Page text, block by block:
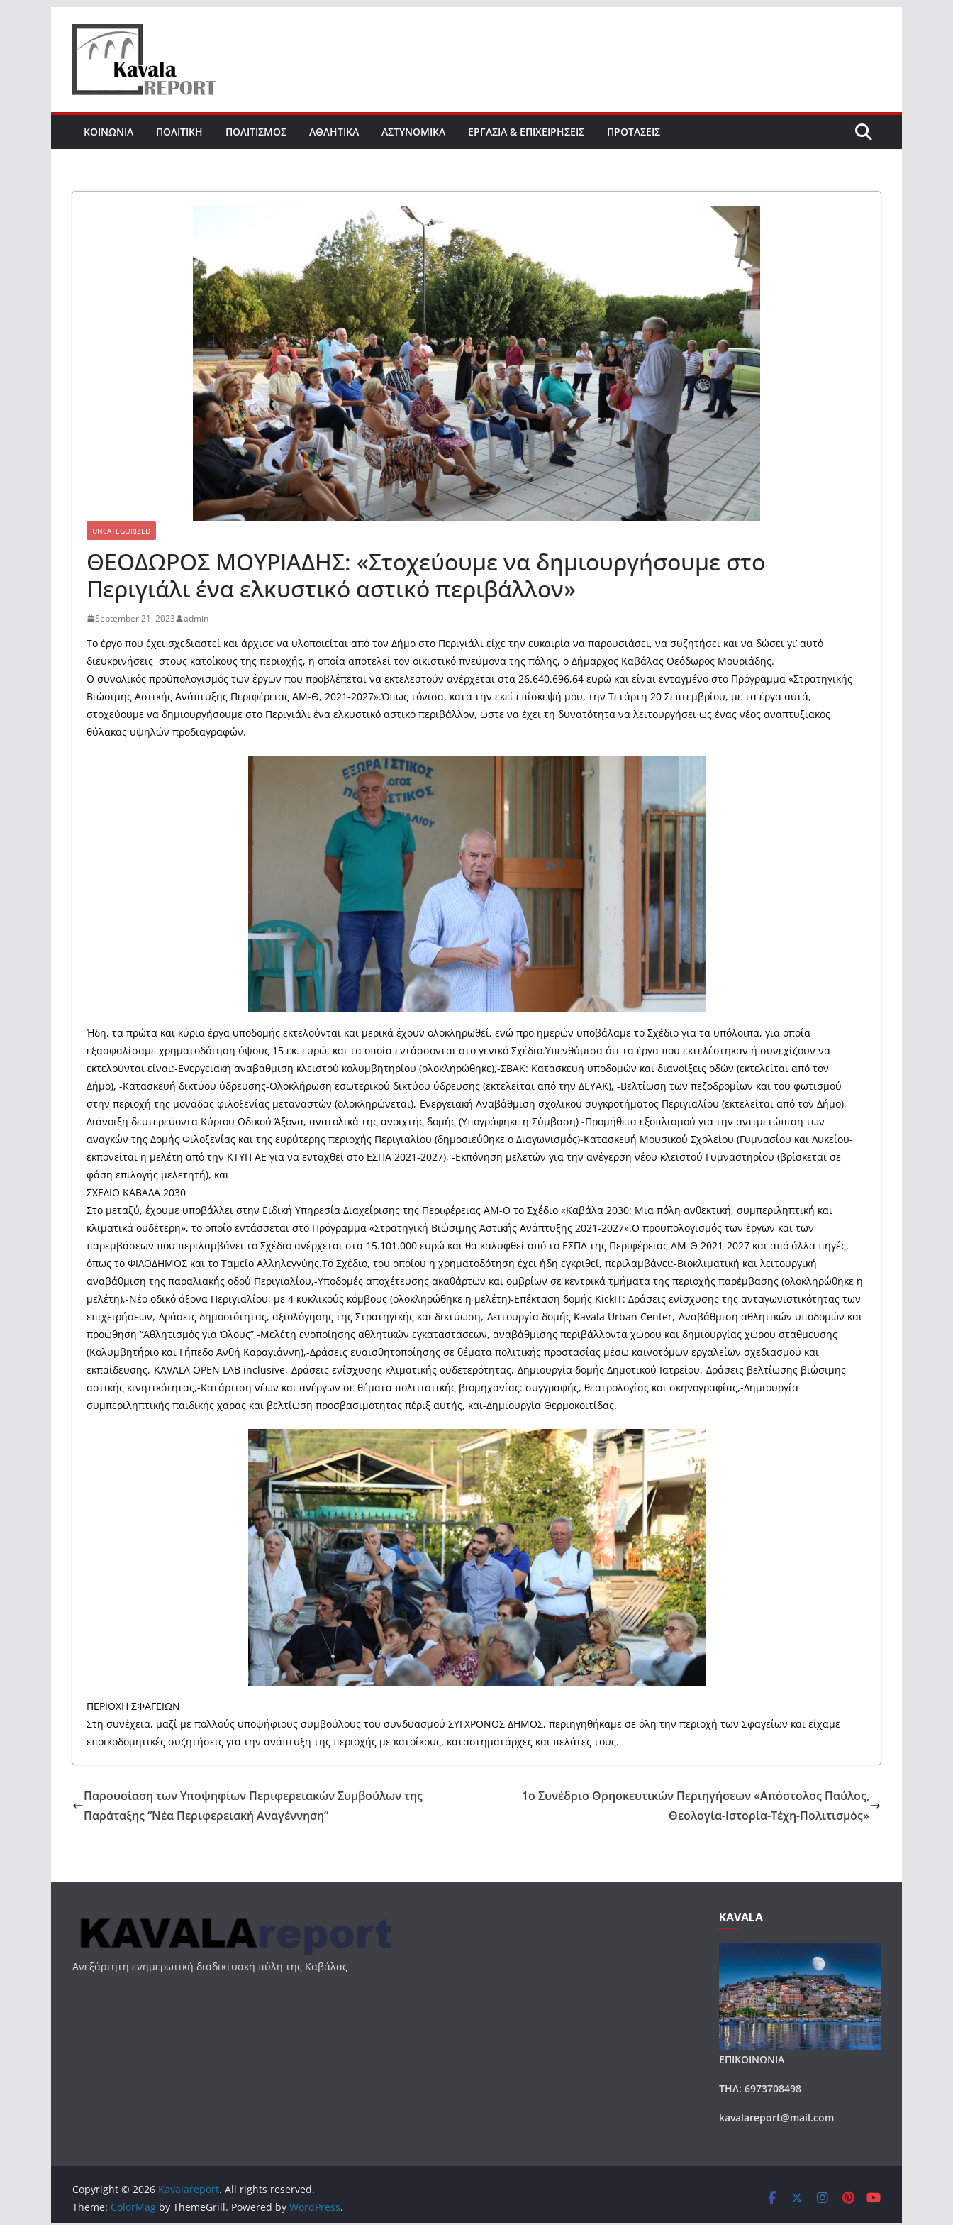
content
ΚΟΙΝΩΝΙΑ ΠΟΛΙΤΙΚΗ ΠΟΛΙΤΙΣΜΟΣ ΑΘΛΗΤΙΚΑ ΑΣΤΥΝΟΜΙΚΑ ΕΡΓΑΣΙΑ & ΕΠΙΧΕΙΡΗΣΕΙΣ ΠΡΟΤΑΣΕΙΣ
UNCATEGORIZED
ΘΕΟΔΩΡΟΣ ΜΟΥΡΙΑΔΗΣ: «Στοχεύουμε να δημιουργήσουμε στο
Περιγιάλι ένα ελκυστικό αστικό περιβάλλον»
September 21, 2023 admin
Το έργο που έχει σχεδιαστεί και άρχισε να υλοποιείται από τον Δήμο στο Περιγιάλι είχε την ευκαιρία να παρουσιάσει, να συζητήσει και να δώσει γι’ αυτό
διευκρινήσεις στους κατοίκους της περιοχής, η οποία αποτελεί τον οικιστικό πνεύμονα της πόλης, ο Δήμαρχος Καβάλας Θεόδωρος Μουριάδης.
Ο συνολικός προϋπολογισμός των έργων που προβλέπεται να εκτελεστούν ανέρχεται στα 26.640.696,64 ευρώ και είναι ενταγμένο στο Πρόγραμμα «Στρατηγικής
Βιώσιμης Αστικής Ανάπτυξης Περιφέρειας ΑΜ-Θ, 2021-2027».Όπως τόνισα, κατά την εκεί επίσκεψή μου, την Τετάρτη 20 Σεπτεμβρίου, με τα έργα αυτά,
στοχεύουμε να δημιουργήσουμε στο Περιγιάλι ένα ελκυστικό αστικό περιβάλλον, ώστε να έχει τη δυνατότητα να λειτουργήσει ως ένας νέος αναπτυξιακός
θύλακας υψηλών προδιαγραφών.
Ήδη, τα πρώτα και κύρια έργα υποδομής εκτελούνται και μερικά έχουν ολοκληρωθεί, ενώ προ ημερών υποβάλαμε το Σχέδιο για τα υπόλοιπα, για οποία
εξασφαλίσαμε χρηματοδότηση ύψους 15 εκ. ευρώ, και τα οποία εντάσσονται στο γενικό Σχέδιο.Υπενθύμισα ότι τα έργα που εκτελέστηκαν ή συνεχίζουν να
εκτελούνται είναι:-Ενεργειακή αναβάθμιση κλειστού κολυμβητηρίου (ολοκληρώθηκε),-ΣΒΑΚ: Κατασκευή υποδομών και διανοίξεις οδών (εκτελείται από τον
Δήμο), -Κατασκευή δικτύου ύδρευσης-Ολοκλήρωση εσωτερικού δικτύου ύδρευσης (εκτελείται από την ΔΕΥΑΚ), -Βελτίωση των πεζοδρομίων και του φωτισμού
στην περιοχή της μονάδας φιλοξενίας μεταναστών (ολοκληρώνεται),-Ενεργειακή Αναβάθμιση σχολικού συγκροτήματος Περιγιαλίου (εκτελείται από τον Δήμο),-
Διάνοιξη δευτερεύοντα Κύριου Οδικού Άξονα, ανατολικά της ανοιχτής δομής (Υπογράφηκε η Σύμβαση) -Προμήθεια εξοπλισμού για την αντιμετώπιση των
αναγκών της Δομής Φιλοξενίας και της ευρύτερης περιοχής Περιγιαλίου (δημοσιεύθηκε ο Διαγωνισμός)-Κατασκευή Μουσικού Σχολείου (Γυμνασίου και Λυκείου-
εκπονείται η μελέτη από την ΚΤΥΠ ΑΕ για να ενταχθεί στο ΕΣΠΑ 2021-2027), -Εκπόνηση μελετών για την ανέγερση νέου κλειστού Γυμναστηρίου (βρίσκεται σε
φάση επιλογής μελετητή), και
ΣΧΕΔΙΟ ΚΑΒΑΛΑ 2030
Στο μεταξύ, έχουμε υποβάλλει στην Ειδική Υπηρεσία Διαχείρισης της Περιφέρειας ΑΜ-Θ το Σχέδιο «Καβάλα 2030: Μια πόλη ανθεκτική, συμπεριληπτική και
κλιματικά ουδέτερη», το οποίο εντάσσεται στο Πρόγραμμα «Στρατηγική Βιώσιμης Αστικής Ανάπτυξης 2021-2027».Ο προϋπολογισμός των έργων και των
παρεμβάσεων που περιλαμβάνει το Σχέδιο ανέρχεται στα 15.101.000 ευρώ και θα καλυφθεί από το ΕΣΠΑ της Περιφέρειας ΑΜ-Θ 2021-2027 και από άλλα πηγές,
όπως το ΦΙΛΟΔΗΜΟΣ και το Ταμείο Αλληλεγγύης.Το Σχέδιο, του οποίου η χρηματοδότηση έχει ήδη εγκριθεί, περιλαμβάνει:-Βιοκλιματική και λειτουργική
αναβάθμιση της παραλιακής οδού Περιγιαλίου,-Υποδομές αποχέτευσης ακαθάρτων και ομβρίων σε κεντρικά τμήματα της περιοχής παρέμβασης (ολοκληρώθηκε η
μελέτη),-Νέο οδικό άξονα Περιγιαλίου, με 4 κυκλικούς κόμβους (ολοκληρώθηκε η μελέτη)-Επέκταση δομής KickIT: Δράσεις ενίσχυσης της ανταγωνιστικότητας των
επιχειρήσεων,-Δράσεις δημοσιότητας, αξιολόγησης της Στρατηγικής και δικτύωση,-Λειτουργία δομής Kavala Urban Center,-Αναβάθμιση αθλητικών υποδομών και
προώθηση “Αθλητισμός για Όλους”,-Μελέτη ενοποίησης αθλητικών εγκαταστάσεων, αναβάθμισης περιβάλλοντα χώρου και δημιουργίας χώρου στάθμευσης
(Κολυμβητήριο και Γήπεδο Ανθή Καραγιάννη),-Δράσεις ευαισθητοποίησης σε θέματα πολιτικής προστασίας μέσω καινοτόμων εργαλείων σχεδιασμού και
εκπαίδευσης,-KAVALA OPEN LAB inclusive,-Δράσεις ενίσχυσης κλιματικής ουδετερότητας,-Δημιουργία δομής Δημοτικού Ιατρείου,-Δράσεις βελτίωσης βιώσιμης
αστικής κινητικότητας,-Κατάρτιση νέων και ανέργων σε θέματα πολιτιστικής βιομηχανίας: συγγραφής, θεατρολογίας και σκηνογραφίας,-Δημιουργία
συμπεριληπτικής παιδικής χαράς και βελτίωση προσβασιμότητας πέριξ αυτής, και-Δημιουργία Θερμοκοιτίδας.
ΠΕΡΙΟΧΗ ΣΦΑΓΕΙΩΝ
Στη συνέχεια, μαζί με πολλούς υποψήφιους συμβούλους του συνδυασμού ΣΥΓΧΡΟΝΟΣ ΔΗΜΟΣ, περιηγηθήκαμε σε όλη την περιοχή των Σφαγείων και είχαμε
εποικοδομητικές συζητήσεις για την ανάπτυξη της περιοχής με κατοίκους, καταστηματάρχες και πελάτες τους.
Παρουσίαση των Υποψηφίων Περιφερειακών Συμβούλων της
Παράταξης “Νέα Περιφερειακή Αναγέννηση”
1ο Συνέδριο Θρησκευτικών Περιηγήσεων «Απόστολος Παύλος,
Θεολογία-Ιστορία-Τέχη-Πολιτισμός»
Ανεξάρτητη ενημερωτική διαδικτυακή πύλη της Καβάλας
KAVALA
ΕΠΙΚΟΙΝΩΝΙΑ
ΤΗΛ: 6973708498
kavalareport@mail.com
Copyright © 2026 Kavalareport. All rights reserved.
Theme: ColorMag by ThemeGrill. Powered by WordPress.